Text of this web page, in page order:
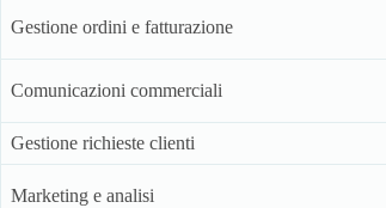
Gestione ordini e fatturazione
Comunicazioni commerciali
Gestione richieste clienti
Marketing e analisi